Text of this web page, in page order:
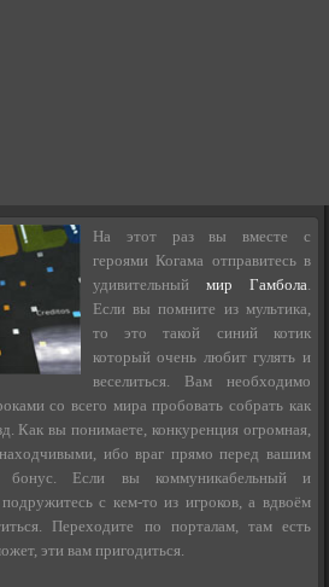
На этот раз вы вместе с
героями Когама отправитесь в
удивительный мир Гамбола
Если вы помните из мультика,
то это такой синий котик
который очень любит гулять и
веселиться. Вам необходимо
со всего мира пробовать собрать как
Как вы понимаете, конкуренция огромная,
ибо враг прямо перед вашим
бонус. Если вы коммуникабельный и
с кем-то из игроков, а вдвоём
Переходите по порталам, там есть
эти вам пригодиться.